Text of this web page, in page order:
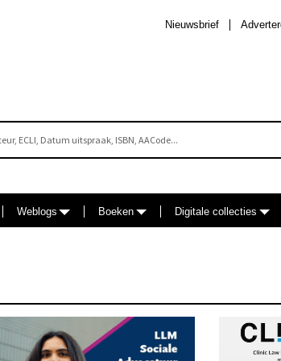
Nieuwsbrief
Weblogs Boeken Digitale collecties